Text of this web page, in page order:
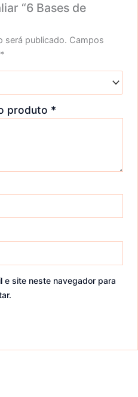
“6 Bases de
será publicado. Campos
*
produto *
e site neste navegador para